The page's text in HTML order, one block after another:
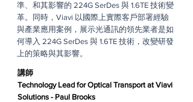
準、和其影響的 224G SerDes 與 1.6TE 技術變
革。同時，Viavi 以國際上實際客戶部署經驗
與產業應用案例，展示光通訊的領先業者是如
何導入 224G SerDes 與 1.6TE 技術，改變研發
上的策略與其影響。
​講師
Technology Lead for Optical Transport at Viavi
Solutions - Paul Brooks